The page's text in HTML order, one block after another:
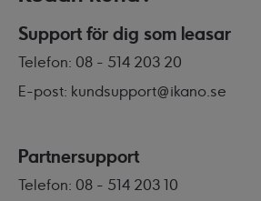
Support för dig som leasar
Telefon: 08 - 514 203 20
E-post: kundsupport@ikano.se
Partnersupport
Telefon: 08 - 514 203 10